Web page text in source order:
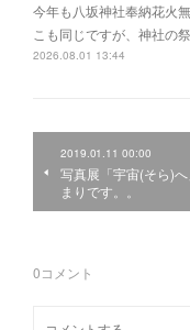
今年も八坂神社奉納花火
こも同じですが、神社の
2026.08.01 13:44
2019.01.11 00:00
写真展「宇宙(そら)
まりです。。
0コメント